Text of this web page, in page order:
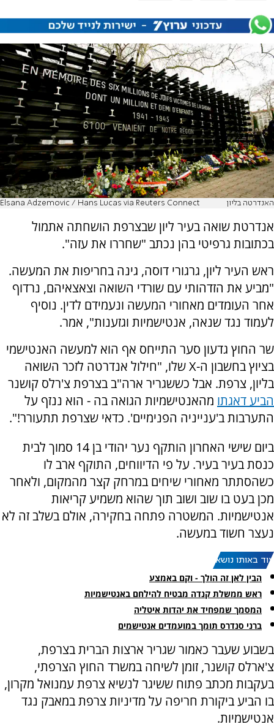
האנדרטה בליון Elsana Adzemovic / Hans Lucas via Reuters Connect
אנדרטת שואה בעיר ליון שבצרפת הושחתה אתמול
בכתובות גרפיטי בהן נכתב "שחררו את עזה".
ראש העיר ליון, גרגורי דוסה, גינה בחריפות את המעשה.
"מביע את הזדהותי עם שורדי השואה וצאצאיהם, נרדוף
אחר העומדים מאחורי המעשה ונעמידם לדין. נוסיף
לעמוד נגד שנאה, אנטישמיות וגזענות", אמר.
שר החוץ גדעון סער התייחס אף הוא למעשה האנטישמי
בציוץ בחשבון ה-X שלו, "חילול אנדרטה לזכר השואה
בליון, צרפת. אבל כששגריר ארה"ב בצרפת צ'רלס קושנר
הביע דאגתו מהאנטישמיות הגואה בה - הוא ננזף על
התערבות ב'ענייניה הפנימיים'. ‏כדאי שצרפת תתעורר!".
ביום שישי האחרון הותקף נער יהודי בן 14 סמוך לבית
כנסת בעיר בעיר. על פי הדיווחים, התוקף ארב לו
כשהסתתר מאחורי שיחים במרחק קצר מהמקום, ולאחר
מכן בעט בו שוב ושוב תוך שהוא משמיע קריאות
אנטישמיות. המשטרה פתחה בחקירה, אולם בשלב זה לא
נעצר חשוד במעשה.
עוד באותו נושא:
הבין לאן זה הולך - וקם באמצע
ראש ממשלת קנדה מבטיח להילחם באנטישמיות
המסמך שמפחיד את יהדות איטליה
ברני סנדרס תומך במועמדים אנטישמים
בשבוע שעבר כאמור שגריר ארצות הברית בצרפת,
צ'ארלס קושנר, זומן לשיחה במשרד החוץ הצרפתי,
בעקבות מכתב פתוח ששיגר לנשיא צרפת עמנואל מקרון,
בו הביע ביקורת חריפה על מדיניות צרפת במאבק נגד
אנטישמיות.